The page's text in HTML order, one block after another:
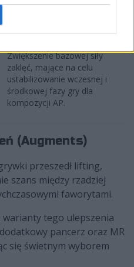
przedmiotami.
Zwiększenie bazowej siły
zaklęć, mające na celu
ustabilizowanie wczesnej i
środkowej fazy gry dla
kompozycji AP.
(Augments)
przeszedł lifting,
szans między rzadziej
faworytami.
warianty tego ulepszenia
pancerz oraz MR
się świetnym wyborem